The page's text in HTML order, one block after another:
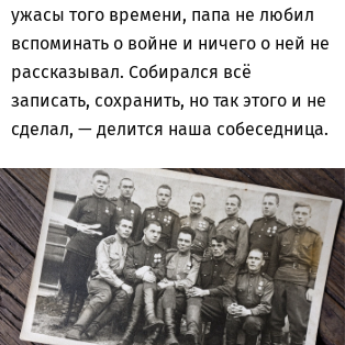
ужасы того времени, папа не любил
вспоминать о войне и ничего о ней не
рассказывал. Собирался всё
записать, сохранить, но так этого и не
сделал, — делится наша собеседница.